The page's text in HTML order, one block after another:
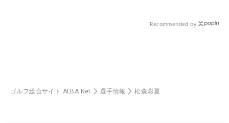
Recommended by
ゴルフ総合サイト ALBA Net 選手情報 松森彩夏